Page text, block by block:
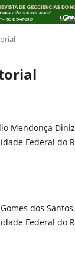
Mendonça
Federal do
dos
Federal do